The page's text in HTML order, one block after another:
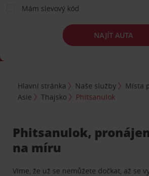
Mám slevový kód
NAJÍT AUTA
Hlavní stránka Naše služby
Místa
Asie
Thajsko Phitsanulok
Phitsanulok,
na míru
Víme, že už se nemůžete dočkat, až se